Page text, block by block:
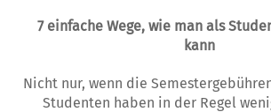
7 einfache Wege, wie man als
kann
Nicht nur, wenn die
Studenten haben in der Regel